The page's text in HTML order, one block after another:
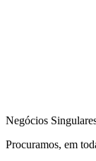
Negócios
Procuramos, em